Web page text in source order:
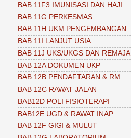
BAB 11F3 IMUNISASI DAN HAJI
BAB 11G PERKESMAS
BAB 11H UKM PENGEMBANGAN
BAB 11I LANJUT USIA
BAB 11J UKS/UKGS DAN REMAJA
BAB 12A DOKUMEN UKP
BAB 12B PENDAFTARAN & RM
BAB 12C RAWAT JALAN
BAB12D POLI FISIOTERAPI
BAB12E UGD & RAWAT INAP
BAB 12F GIGI & MULUT